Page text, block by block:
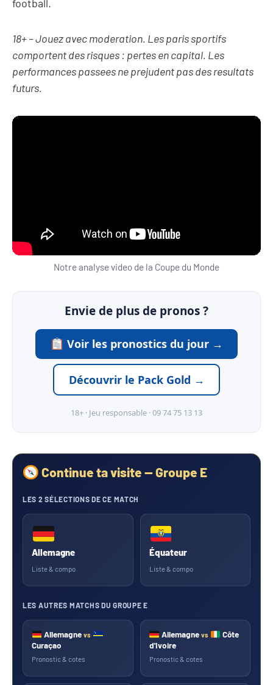
football.
18+ – Jouez avec moderation. Les paris sportifs
comportent des risques : pertes en capital. Les
performances passees ne prejudent pas des resultats
futurs.
Notre analyse video de la Coupe du Monde
Envie de plus de pronos ?
Voir les pronostics du jour →
Découvrir le Pack Gold →
18+ · Jeu responsable · 09 74 75 13 13
Continue ta visite — Groupe E
LES 2 SÉLECTIONS DE CE MATCH
Allemagne
Liste & compo
Équateur
Liste & compo
LES AUTRES MATCHS DU GROUPE E
Allemagnevs
Curaçao
Pronostic & cotes
Allemagne vs
Côte
d'Ivoire
Pronostic & cotes